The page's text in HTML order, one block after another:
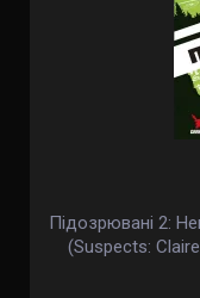
Підозрювані 2:
(Suspects: